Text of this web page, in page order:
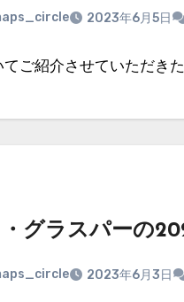
2023年6月5日
てご紹介させていただき
グラスパーの
2023年6月3日